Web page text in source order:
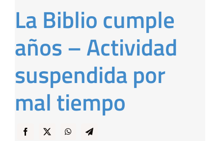
Actualidad
Hormigas…
… y Cigarras
La Biblio cumple
años – Actividad
suspendida por
mal tiempo